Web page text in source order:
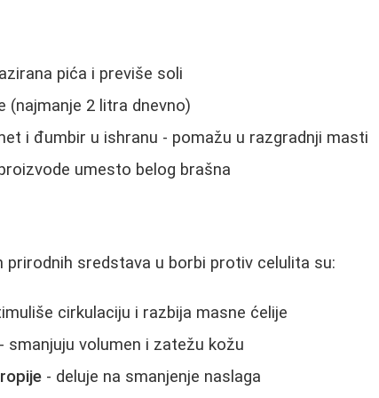
pića i previše soli
(najmanje 2 litra dnevno)
i đumbir u ishranu - pomažu u razgradnji masti
umesto belog brašna
prirodnih sredstava u borbi protiv celulita su:
cirkulaciju i razbija masne ćelije
- smanjuju volumen i zatežu kožu
- deluje na smanjenje naslaga